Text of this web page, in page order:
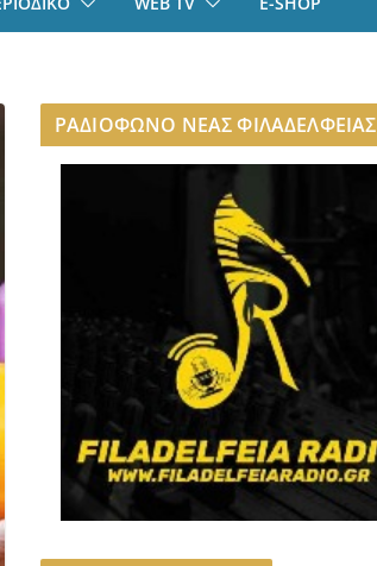
ΡΑΔΙΟΦΩΝΟ ΝΕΑΣ ΦΙΛΑΔΕΛΦΕΙΑΣ